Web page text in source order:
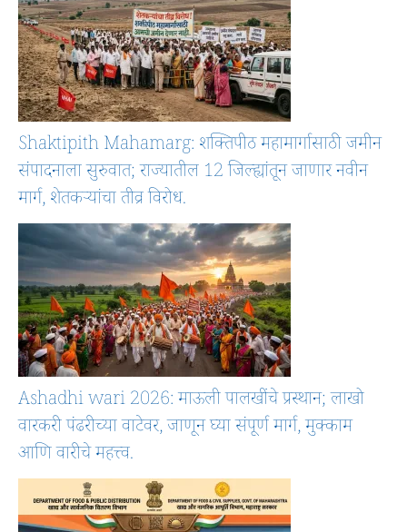
Shaktipith Mahamarg: शक्तिपीठ महामार्गासाठी जमीन
संपादनाला सुरुवात; राज्यातील 12 जिल्ह्यांतून जाणार नवीन
मार्ग, शेतकऱ्यांचा तीव्र विरोध.
Ashadhi wari 2026: माऊली पालखींचे प्रस्थान; लाखो
वारकरी पंढरीच्या वाटेवर, जाणून घ्या संपूर्ण मार्ग, मुक्काम
आणि वारीचे महत्त्व.